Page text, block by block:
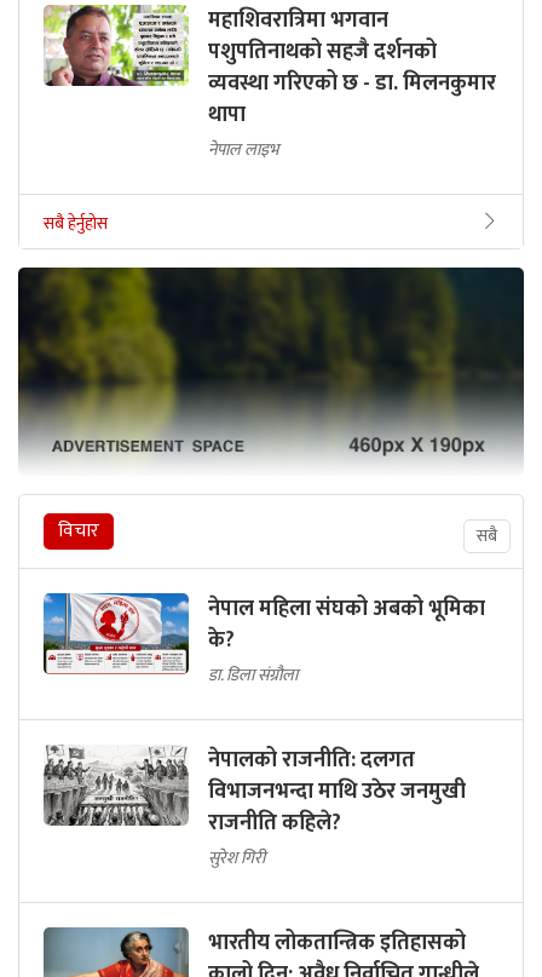
महाशिवरात्रिमा भगवान
पशुपतिनाथको सहजै दर्शनको
व्यवस्था गरिएको छ - डा. मिलनकुमार
थापा
नेपाल लाइभ
सबै हेर्नुहोस
विचार सबै
नेपाल महिला संघको अबको भूमिका
के?
डा. डिला संग्रौला
नेपालको राजनीति: दलगत
विभाजनभन्दा माथि उठेर जनमुखी
राजनीति कहिले?
सुरेश गिरी
भारतीय लोकतान्त्रिक इतिहासको